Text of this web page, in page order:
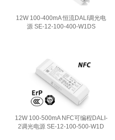
12W 100-400mA 恒流DALI调光电
源 SE-12-100-400-W1DS
12W 100-500mA NFC可编程DALI-
2调光电源 SE-12-100-500-W1D